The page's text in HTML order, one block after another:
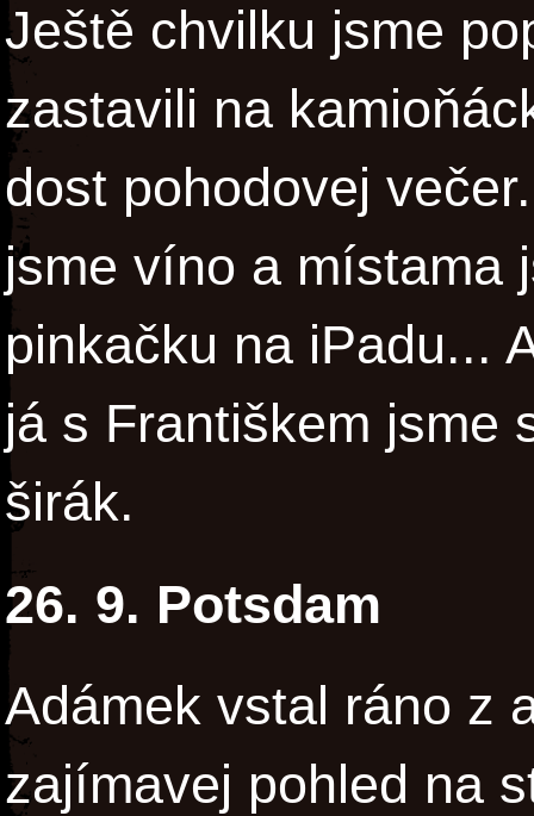
Ještě chvilku jsme
zastavili na
dost pohodovej
jsme víno a místama
pinkačku na iPadu...
já s Františkem jsme
širák.
26. 9. Potsdam
Adámek vstal ráno z
zajímavej pohled na